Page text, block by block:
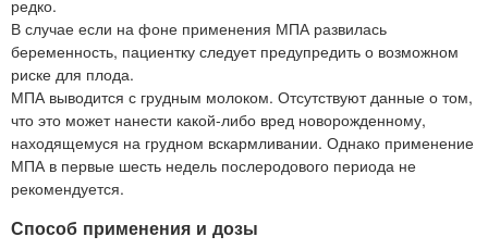
редко.
В случае если на фоне применения МПА развилась
беременность, пациентку следует предупредить о возможном
риске для плода.
МПА выводится с грудным молоком. Отсутствуют данные о том,
что это может нанести какой-либо вред новорожденному,
находящемуся на грудном вскармливании. Однако применение
МПА в первые шесть недель послеродового периода не
рекомендуется.
Способ применения и дозы